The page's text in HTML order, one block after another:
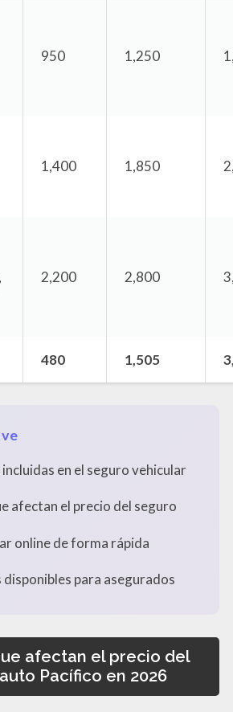
950 1,250
1,400 1,850
2,200 2,800
480 1,505
en el seguro vehicular
afectan el precio del seguro
online de forma rápida
disponibles para asegurados
afectan el precio del
Pacífico en 2026